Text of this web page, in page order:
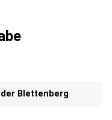
Blettenberg